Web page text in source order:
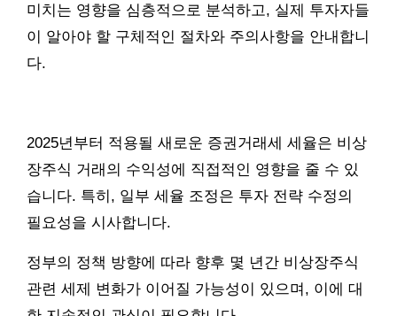
미치는 영향을 심층적으로 분석하고, 실제 투자자들
이 알아야 할 구체적인 절차와 주의사항을 안내합니
다.
2025년부터 적용될 새로운 증권거래세 세율은 비상
장주식 거래의 수익성에 직접적인 영향을 줄 수 있
습니다. 특히, 일부 세율 조정은 투자 전략 수정의
필요성을 시사합니다.
정부의 정책 방향에 따라 향후 몇 년간 비상장주식
관련 세제 변화가 이어질 가능성이 있으며, 이에 대